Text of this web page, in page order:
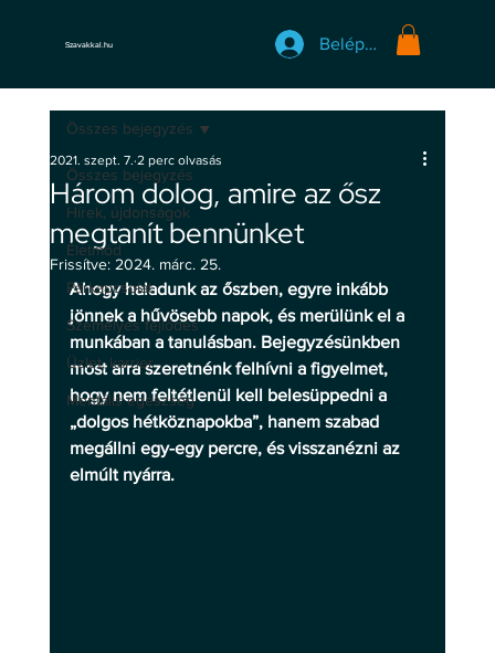
Szavakkal.hu Belépés
Összes bejegyzés
Hírek, újdonságok
Életmód
Párkapcsolat
Személyes fejlődés
Üzlet, karrier
Mentális egészség
Összes bejegyzés
Három dolog, amire az ősz
megtanít bennünket
2021. szept. 7. 2 perc olvasás
Frissítve: 2024. márc. 25.
Ahogy haladunk az őszben, egyre inkább
jönnek a hűvösebb napok, és merülünk el a
munkában a tanulásban. Bejegyzésünkben
most arra szeretnénk felhívni a figyelmet,
hogy nem feltétlenül kell belesüppedni a
„dolgos hétköznapokba”, hanem szabad
megállni egy-egy percre, és visszanézni az
elmúlt nyárra.